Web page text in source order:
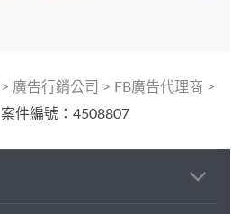
> 廣告行銷公司 > FB廣告代理商 >
案件編號：4508807